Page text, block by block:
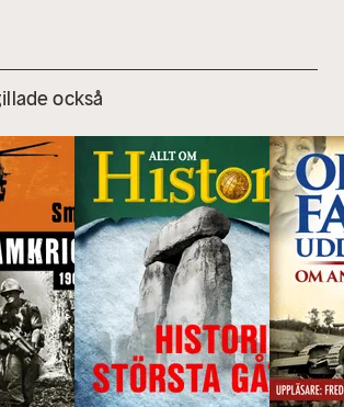
också